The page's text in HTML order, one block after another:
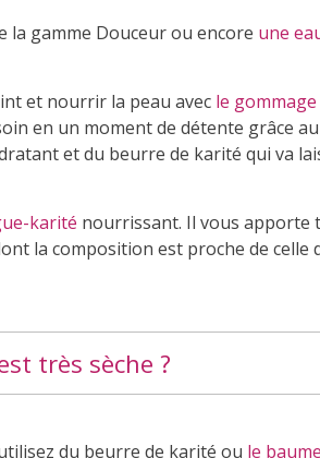
la gamme Douceur ou encore une
et nourrir la peau avec le gommage
en un moment de détente grâce au
et du beurre de karité qui va
karité nourrissant. Il vous apporte
la composition est proche de celle
très sèche ?
du beurre de karité ou le